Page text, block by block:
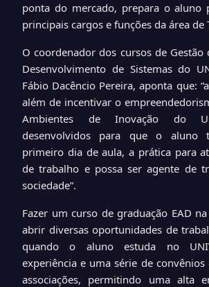
ponta do mercado, prepara o aluno
principais cargos e funções da área de
O coordenador dos cursos de Gestão
Desenvolvimento de Sistemas do
Fábio Dacêncio Pereira, aponta que:
além de incentivar o
Ambientes de Inovação do
desenvolvidos para que o aluno
primeiro dia de aula, a prática para
de trabalho e possa ser agente de
sociedade”.
Fazer um curso de graduação EAD
abrir diversas oportunidades de
quando o aluno estuda no
experiência e uma série de convênios
associações, permitindo uma alta